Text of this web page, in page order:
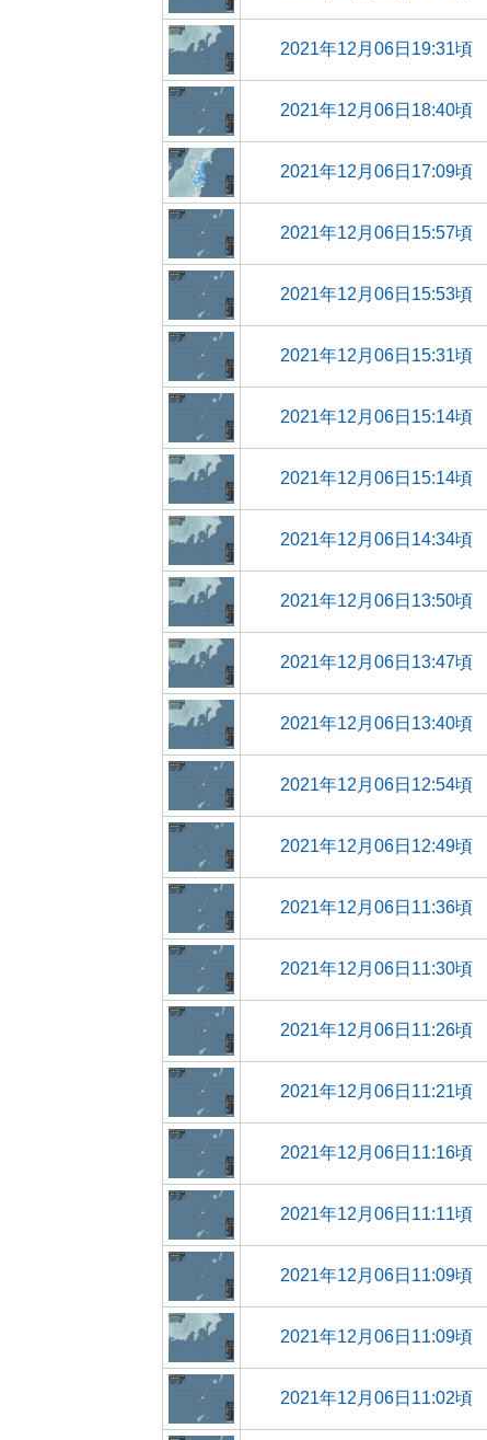
2021年12月06日19:31頃
2021年12月06日18:40頃
2021年12月06日17:09頃
2021年12月06日15:57頃
2021年12月06日15:53頃
2021年12月06日15:31頃
2021年12月06日15:14頃
2021年12月06日15:14頃
2021年12月06日14:34頃
2021年12月06日13:50頃
2021年12月06日13:47頃
2021年12月06日13:40頃
2021年12月06日12:54頃
2021年12月06日12:49頃
2021年12月06日11:36頃
2021年12月06日11:30頃
2021年12月06日11:26頃
2021年12月06日11:21頃
2021年12月06日11:16頃
2021年12月06日11:11頃
2021年12月06日11:09頃
2021年12月06日11:09頃
2021年12月06日11:02頃